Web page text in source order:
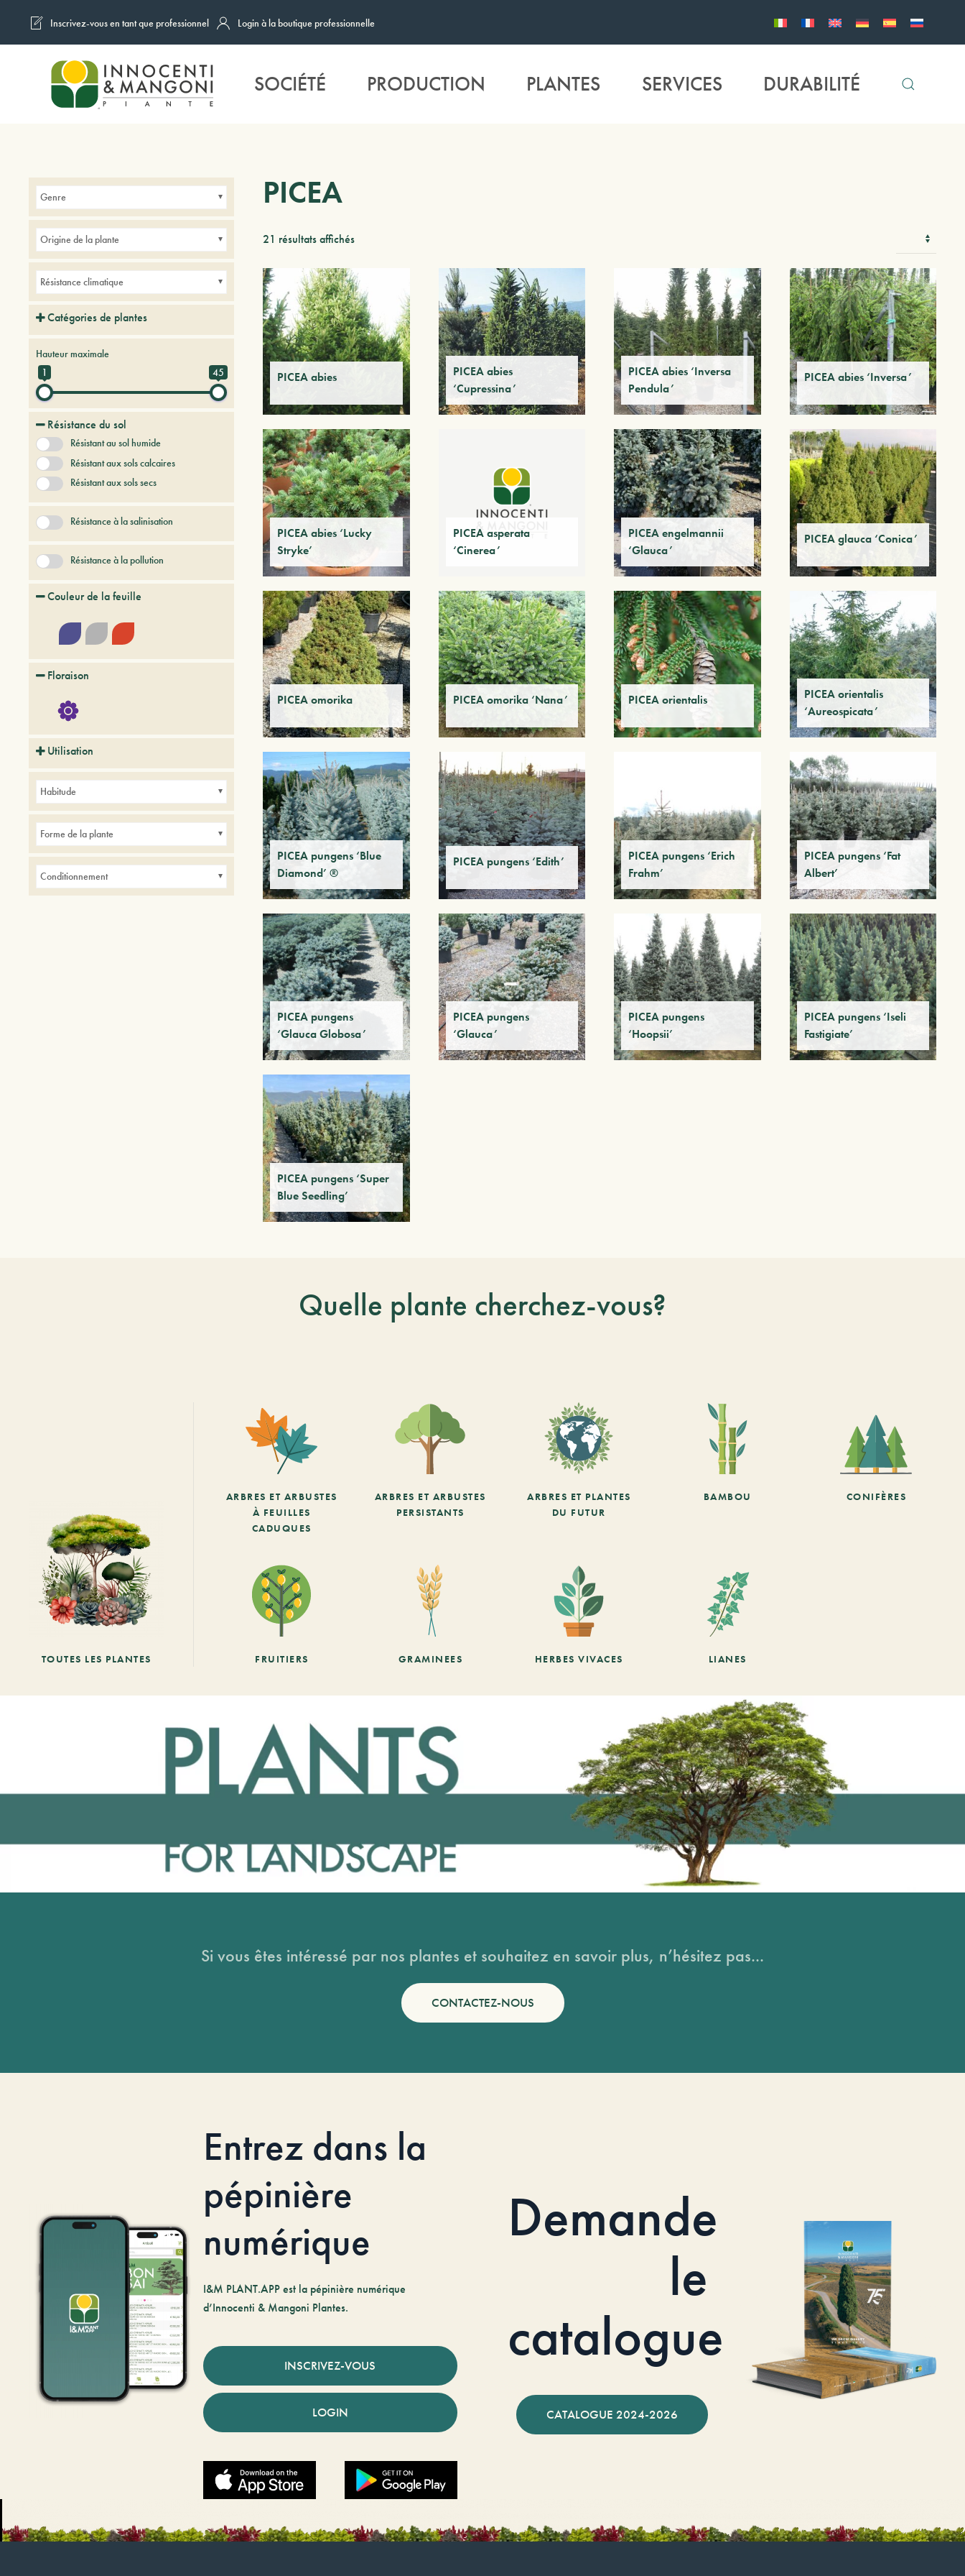
Skip to main content
Inscrivez-vous en tant que professionnel Login à la boutique professionnelle
SOCIÉTÉ PRODUCTION PLANTES SERVICES DURABILITÉ
PICEA
21 résultats affichés
PICEA abies
PICEA abies
‘Cupressina’
PICEA abies ‘Inversa
Pendula’
PICEA abies ‘Inversa’
PICEA abies ‘Lucky
Stryke’
PICEA asperata
‘Cinerea’
PICEA engelmannii
‘Glauca’
PICEA glauca ‘Conica’
PICEA omorika PICEA omorika ‘Nana’ PICEA orientalis
PICEA orientalis
‘Aureospicata’
PICEA pungens ‘Blue
Diamond’ ®
PICEA pungens ‘Edith’
PICEA pungens ‘Erich
Frahm’
PICEA pungens ‘Fat
Albert’
PICEA pungens
‘Glauca Globosa’
PICEA pungens
‘Glauca’
PICEA pungens
‘Hoopsii’
PICEA pungens ‘Iseli
Fastigiate’
PICEA pungens ‘Super
Blue Seedling’
Genre
Origine de la plante
Résistance climatique
Catégories de plantes
Hauteur maximale
1
45
Résistance du sol
Résistant au sol humide
Résistant aux sols calcaires
Résistant aux sols secs
Résistance à la salinisation
Résistance à la pollution
Couleur de la feuille
Floraison
Utilisation
Habitude
Forme de la plante
Conditionnement
Quelle plante cherchez-vous?
TOUTES LES PLANTES
ARBRES ET ARBUSTES
À FEUILLES
CADUQUES
ARBRES ET ARBUSTES
PERSISTANTS
ARBRES ET PLANTES
DU FUTUR
BAMBOU CONIFÈRES
FRUITIERS GRAMINEES HERBES VIVACES LIANES
Si vous êtes intéressé par nos plantes et souhaitez en savoir plus, n’hésitez pas...
CONTACTEZ-NOUS
Entrez dans la
pépinière
numérique
I&M PLANT.APP est la pépinière numérique
d’Innocenti & Mangoni Plantes.
INSCRIVEZ-VOUS
LOGIN
Demande
le
catalogue
CATALOGUE 2024-2026